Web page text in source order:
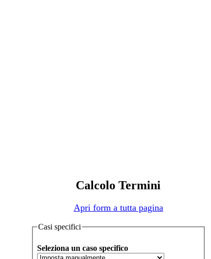
Calcolo Termini
Apri form a tutta pagina
Casi specifici
Seleziona un caso specifico